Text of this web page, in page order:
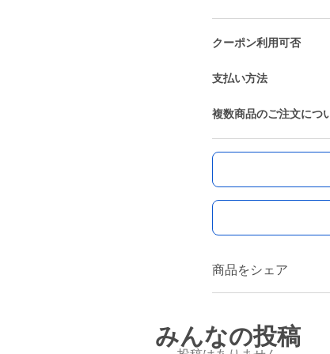
クーポン利用可否
支払い方法
複数商品のご注文につ
商品をシェア
みんなの投稿